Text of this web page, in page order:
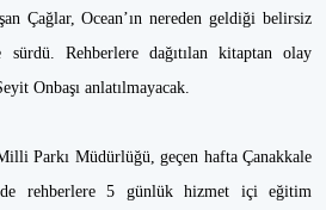
Çağlar, Ocean’ın nereden geldiği belirsiz
sürdü. Rehberlere dağıtılan kitaptan olay
Onbaşı anlatılmayacak.
Parkı Müdürlüğü, geçen hafta Çanakkale
rehberlere 5 günlük hizmet içi eğitim